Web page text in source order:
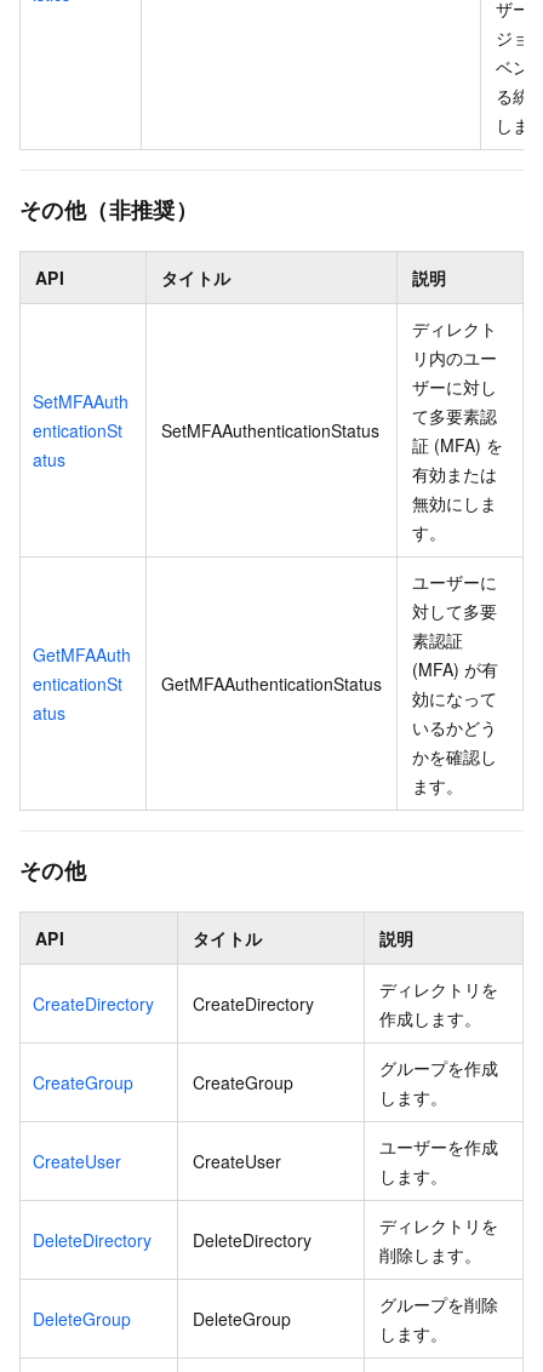
ザー
ジョ
ベン
る統
しま
その他（非推奨）
API タイトル 説明
SetMFAAuth
enticationSt
atus
SetMFAAuthenticationStatus
ディレクト
リ内のユー
ザーに対し
て多要素認
証 (MFA) を
有効または
無効にしま
す。
GetMFAAuth
enticationSt
atus
GetMFAAuthenticationStatus
ユーザーに
対して多要
素認証
(MFA) が有
効になって
いるかどう
かを確認し
ます。
その他
API タイトル 説明
CreateDirectory CreateDirectory
ディレクトリを
作成します。
CreateGroup CreateGroup
グループを作成
します。
CreateUser CreateUser
ユーザーを作成
します。
DeleteDirectory DeleteDirectory
ディレクトリを
削除します。
DeleteGroup DeleteGroup
グループを削除
します。